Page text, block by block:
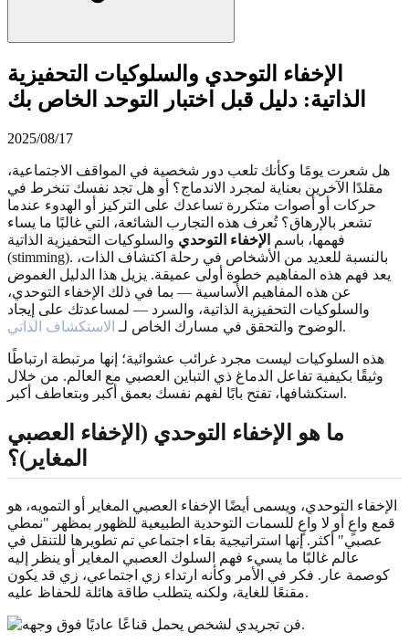
الإخفاء التوحدي والسلوكيات التحفيزية
الذاتية: دليل قبل اختبار التوحد الخاص بك
2025/08/17
هل شعرت يومًا وكأنك تلعب دور شخصية في المواقف الاجتماعية،
مقلدًا الآخرين بعناية لمجرد الاندماج؟ أو هل تجد نفسك تنخرط في
حركات أو أصوات متكررة تساعدك على التركيز أو الهدوء عندما
تشعر بالإرهاق؟ تُعرف هذه التجارب الشائعة، التي غالبًا ما يساء
فهمها، باسم الإخفاء التوحدي والسلوكيات التحفيزية الذاتية
(stimming). بالنسبة للعديد من الأشخاص في رحلة اكتشاف الذات،
يعد فهم هذه المفاهيم خطوة أولى عميقة. يزيل هذا الدليل الغموض
عن هذه المفاهيم الأساسية — بما في ذلك الإخفاء التوحدي،
والسلوكيات التحفيزية الذاتية، والسرد — لمساعدتك على إيجاد
الوضوح والتحقق في مسارك الخاص لـ الاستكشاف الذاتي .
هذه السلوكيات ليست مجرد غرائب عشوائية؛ إنها مرتبطة ارتباطًا
وثيقًا بكيفية تفاعل الدماغ ذي التباين العصبي مع العالم. من خلال
استكشافها، تفتح بابًا لفهم نفسك بعمق أكبر وبتعاطف أكبر.
ما هو الإخفاء التوحدي (الإخفاء العصبي
المغاير)؟
الإخفاء التوحدي، ويسمى أيضًا الإخفاء العصبي المغاير أو التمويه، هو
قمع واعٍ أو لا واعٍ للسمات التوحدية الطبيعية للظهور بمظهر "نمطي
عصبي" أكثر. إنها استراتيجية بقاء اجتماعي تم تطويرها للتنقل في
عالم غالبًا ما يسيء فهم السلوك العصبي المغاير أو ينظر إليه
كوصمة عار. فكر في الأمر وكأنه ارتداء زي اجتماعي، زي قد يكون
مقنعًا للغاية، ولكنه يتطلب طاقة هائلة للحفاظ عليه.